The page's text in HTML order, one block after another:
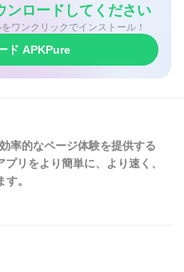
ロードしてください
ワンクリックでインストール！
ド APKPure
率的なページ体験を提供する
リをより簡単に、より速く、
。